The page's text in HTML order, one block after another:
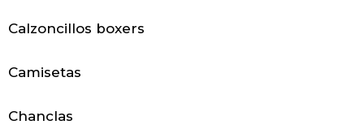
i
l
Calzoncillos boxers
Camisetas
Chanclas